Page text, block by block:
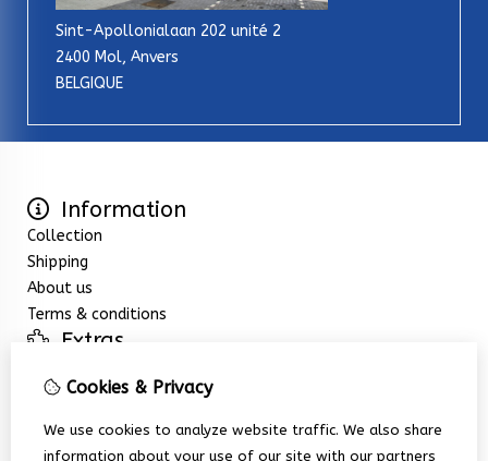
Sint-Apollonialaan 202 unité 2
2400 Mol, Anvers
BELGIQUE
Information
Collection
Shipping
About us
Terms & conditions
Extras
Customer Service
Cookies & Privacy
We use cookies to analyze website traffic. We also share
information about your use of our site with our partners